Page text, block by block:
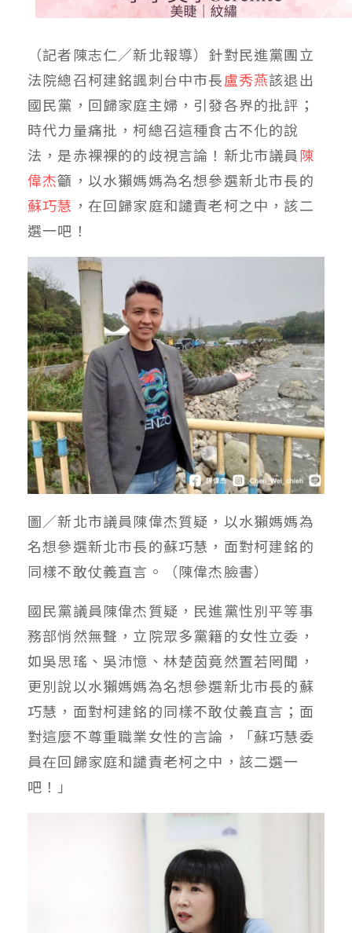
（記者陳志仁／新北報導）針對民進黨團立
法院總召柯建銘諷刺台中市長盧秀燕該退出
國民黨，回歸家庭主婦，引發各界的批評；
時代力量痛批，柯總召這種食古不化的說
法，是赤裸裸的的歧視言論！新北市議員陳
偉杰籲，以水獺媽媽為名想參選新北市長的
蘇巧慧 ，在回歸家庭和譴責老柯之中，該二
選一吧！
圖／新北市議員陳偉杰質疑，以水獺媽媽為
名想參選新北市長的蘇巧慧，面對柯建銘的
同樣不敢仗義直言。（陳偉杰臉書）
國民黨議員陳偉杰質疑，民進黨性別平等事
務部悄然無聲，立院眾多黨籍的女性立委，
如吳思瑤、吳沛憶、林楚茵竟然置若罔聞，
更別說以水獺媽媽為名想參選新北市長的蘇
巧慧，面對柯建銘的同樣不敢仗義直言；面
對這麼不尊重職業女性的言論，「蘇巧慧委
員在回歸家庭和譴責老柯之中，該二選一
吧！」